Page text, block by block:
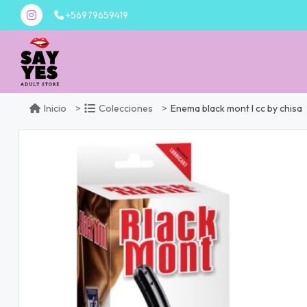
+56979659419
Inicio Colecciones Enema black mont l cc by chisa